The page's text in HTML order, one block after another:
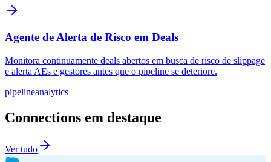
Agente de Alerta de Risco em Deals
Monitora continuamente deals abertos em busca de risco de slippage
e alerta AEs e gestores antes que o pipeline se deteriore.
pipelineanalytics
Connections em destaque
Ver tudo